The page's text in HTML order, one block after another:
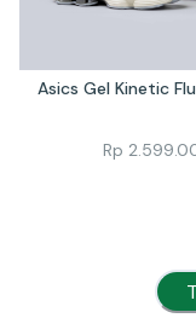
Asics Gel Kinetic
Rp